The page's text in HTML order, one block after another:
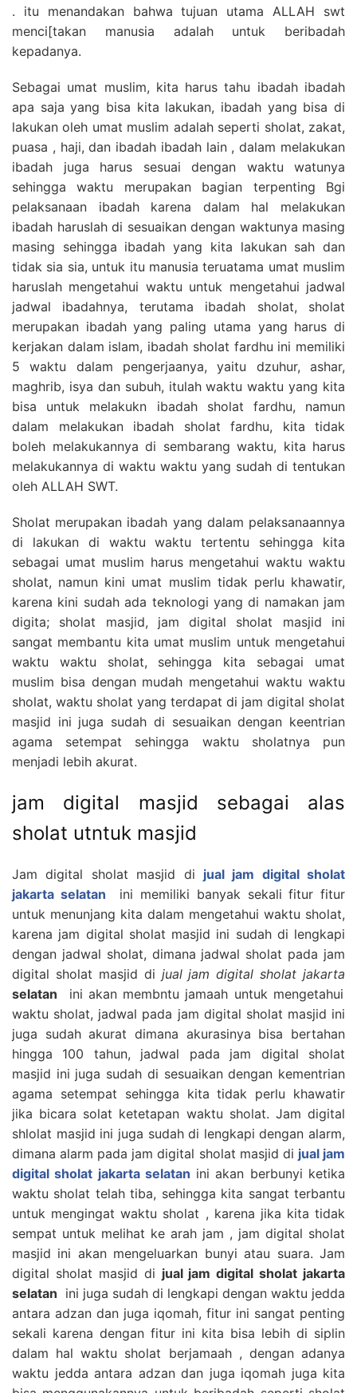
. itu menandakan bahwa tujuan utama ALLAH swt
menci[takan manusia adalah untuk beribadah
kepadanya.
Sebagai umat muslim, kita harus tahu ibadah ibadah
apa saja yang bisa kita lakukan, ibadah yang bisa di
lakukan oleh umat muslim adalah seperti sholat, zakat,
puasa , haji, dan ibadah ibadah lain , dalam melakukan
ibadah juga harus sesuai dengan waktu watunya
sehingga waktu merupakan bagian terpenting Bgi
pelaksanaan ibadah karena dalam hal melakukan
ibadah haruslah di sesuaikan dengan waktunya masing
masing sehingga ibadah yang kita lakukan sah dan
tidak sia sia, untuk itu manusia teruatama umat muslim
haruslah mengetahui waktu untuk mengetahui jadwal
jadwal ibadahnya, terutama ibadah sholat, sholat
merupakan ibadah yang paling utama yang harus di
kerjakan dalam islam, ibadah sholat fardhu ini memiliki
5 waktu dalam pengerjaanya, yaitu dzuhur, ashar,
maghrib, isya dan subuh, itulah waktu waktu yang kita
bisa untuk melakukn ibadah sholat fardhu, namun
dalam melakukan ibadah sholat fardhu, kita tidak
boleh melakukannya di sembarang waktu, kita harus
melakukannya di waktu waktu yang sudah di tentukan
oleh ALLAH SWT.
Sholat merupakan ibadah yang dalam pelaksanaannya
di lakukan di waktu waktu tertentu sehingga kita
sebagai umat muslim harus mengetahui waktu waktu
sholat, namun kini umat muslim tidak perlu khawatir,
karena kini sudah ada teknologi yang di namakan jam
digita; sholat masjid, jam digital sholat masjid ini
sangat membantu kita umat muslim untuk mengetahui
waktu waktu sholat, sehingga kita sebagai umat
muslim bisa dengan mudah mengetahui waktu waktu
sholat, waktu sholat yang terdapat di jam digital sholat
masjid ini juga sudah di sesuaikan dengan keentrian
agama setempat sehingga waktu sholatnya pun
menjadi lebih akurat.
jam digital masjid sebagai alas
sholat utntuk masjid
Jam digital sholat masjid di jual jam digital sholat
jakarta selatan ini memiliki banyak sekali fitur fitur
untuk menunjang kita dalam mengetahui waktu sholat,
karena jam digital sholat masjid ini sudah di lengkapi
dengan jadwal sholat, dimana jadwal sholat pada jam
digital sholat masjid di jual jam digital sholat jakarta
selatan ini akan membntu jamaah untuk mengetahui
waktu sholat, jadwal pada jam digital sholat masjid ini
juga sudah akurat dimana akurasinya bisa bertahan
hingga 100 tahun, jadwal pada jam digital sholat
masjid ini juga sudah di sesuaikan dengan kementrian
agama setempat sehingga kita tidak perlu khawatir
jika bicara solat ketetapan waktu sholat. Jam digital
shlolat masjid ini juga sudah di lengkapi dengan alarm,
dimana alarm pada jam digital sholat masjid di jual jam
digital sholat jakarta selatan ini akan berbunyi ketika
waktu sholat telah tiba, sehingga kita sangat terbantu
untuk mengingat waktu sholat , karena jika kita tidak
sempat untuk melihat ke arah jam , jam digital sholat
masjid ini akan mengeluarkan bunyi atau suara. Jam
digital sholat masjid di jual jam digital sholat jakarta
selatan ini juga sudah di lengkapi dengan waktu jedda
antara adzan dan juga iqomah, fitur ini sangat penting
sekali karena dengan fitur ini kita bisa lebih di siplin
dalam hal waktu sholat berjamaah , dengan adanya
waktu jedda antara adzan dan juga iqomah juga kita